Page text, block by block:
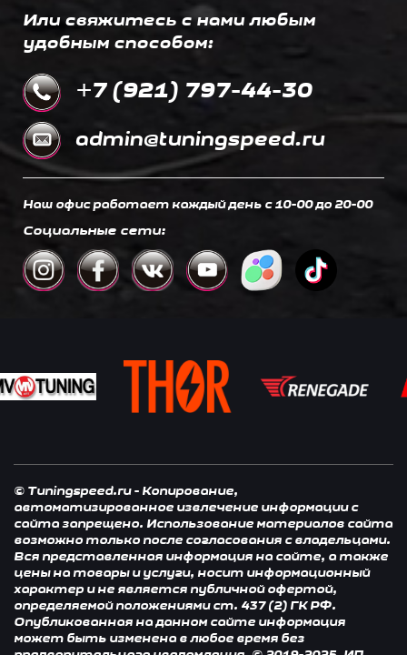
Или свяжитесь с нами любым
удобным способом:
+7 (921) 797-44-30
admin@tuningspeed.ru
Наш офис работает каждый день c 10-00 до 20-00
Социальные сети:
© Tuningspeed.ru - Копирование,
автоматизированное извлечение информации с
сайта запрещено. Использование материалов сайта
возможно только после согласования с владельцами.
Вся представленная информация на сайте, а также
цены на товары и услуги, носит информационный
характер и не является публичной офертой,
определяемой положениями ст. 437 (2) ГК РФ.
Опубликованная на данном сайте информация
может быть изменена в любое время без